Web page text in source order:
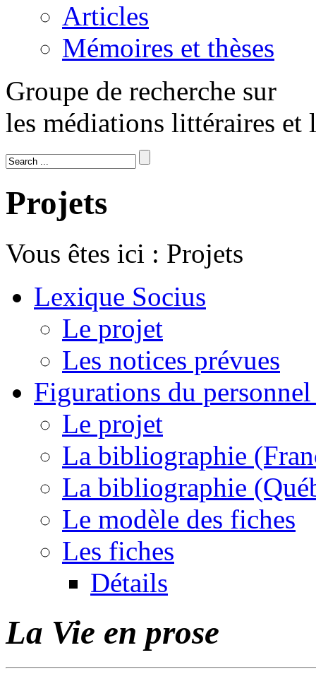
Articles
Mémoires et thèses
Groupe de recherche sur
les médiations littéraires et
Projets
Vous êtes ici : Projets
Lexique Socius
Le projet
Les notices prévues
Figurations du
Le projet
La bibliographie
La bibliographie
Le modèle des fiches
Les fiches
Détails
La Vie en prose